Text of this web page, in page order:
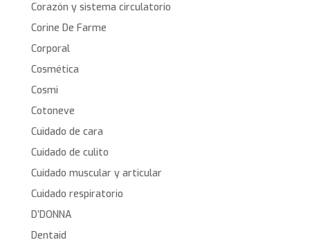
Corazón y sistema circulatorio
Corine De Farme
Corporal
Cosmética
Cosmi
Cotoneve
Cuidado de cara
Cuidado de culito
Cuidado muscular y articular
Cuidado respiratorio
D’DONNA
Dentaid